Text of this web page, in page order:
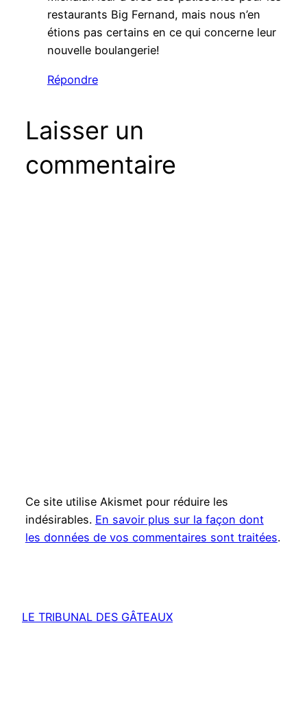
restaurants Big Fernand, mais nous n’en
étions pas certains en ce qui concerne leur
nouvelle boulangerie!
Répondre
Laisser un
commentaire
Ce site utilise Akismet pour réduire les
indésirables. En savoir plus sur la façon dont
les données de vos commentaires sont traitées.
LE TRIBUNAL DES GÂTEAUX